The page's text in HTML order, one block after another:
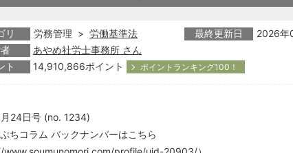
リ 労務管理 > 労働基準法 最終更新日
2026年
あやめ社労士事務所 さん
ト
14,910,866ポイント ポイントランキング100！
24日号 (no. 1234)
ちコラム バックナンバーはこちら